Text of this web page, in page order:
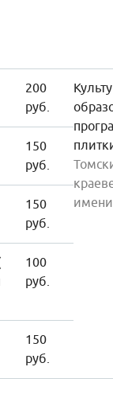
200
руб.
150
руб.
150
руб.
100
руб.
150
руб.